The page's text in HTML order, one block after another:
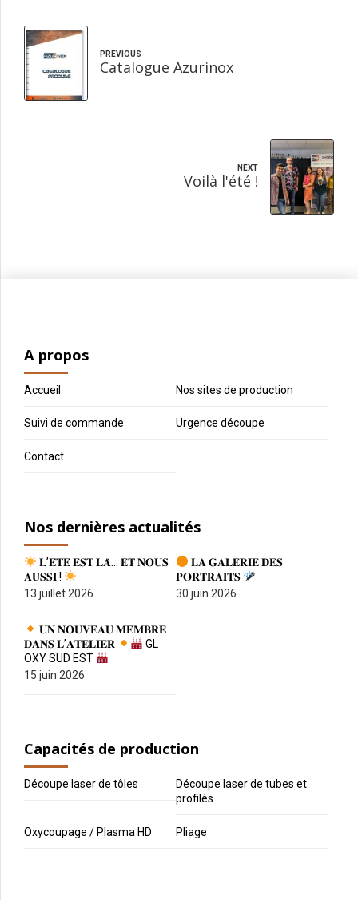
PREVIOUS
Catalogue Azurinox
NEXT
Voilà l'été !
A propos
Accueil Nos sites de production
Suivi de commande Urgence découpe
Contact
Nos dernières actualités
𝐋’𝐄́𝐓𝐄́ 𝐄𝐒𝐓 𝐋𝐀̀… 𝐄𝐓 𝐍𝐎𝐔𝐒
𝐀𝐔𝐒𝐒𝐈 !
13 juillet 2026
𝐋𝐀 𝐆𝐀𝐋𝐄𝐑𝐈𝐄 𝐃𝐄𝐒
𝐏𝐎𝐑𝐓𝐑𝐀𝐈𝐓𝐒
30 juin 2026
𝐔𝐍 𝐍𝐎𝐔𝐕𝐄𝐀𝐔 𝐌𝐄𝐌𝐁𝐑𝐄
𝐃𝐀𝐍𝐒 𝐋’𝐀𝐓𝐄𝐋𝐈𝐄𝐑
GL
OXY SUD EST
15 juin 2026
Capacités de production
Découpe laser de tôles
Découpe laser de tubes et
profilés
Oxycoupage / Plasma HD Pliage